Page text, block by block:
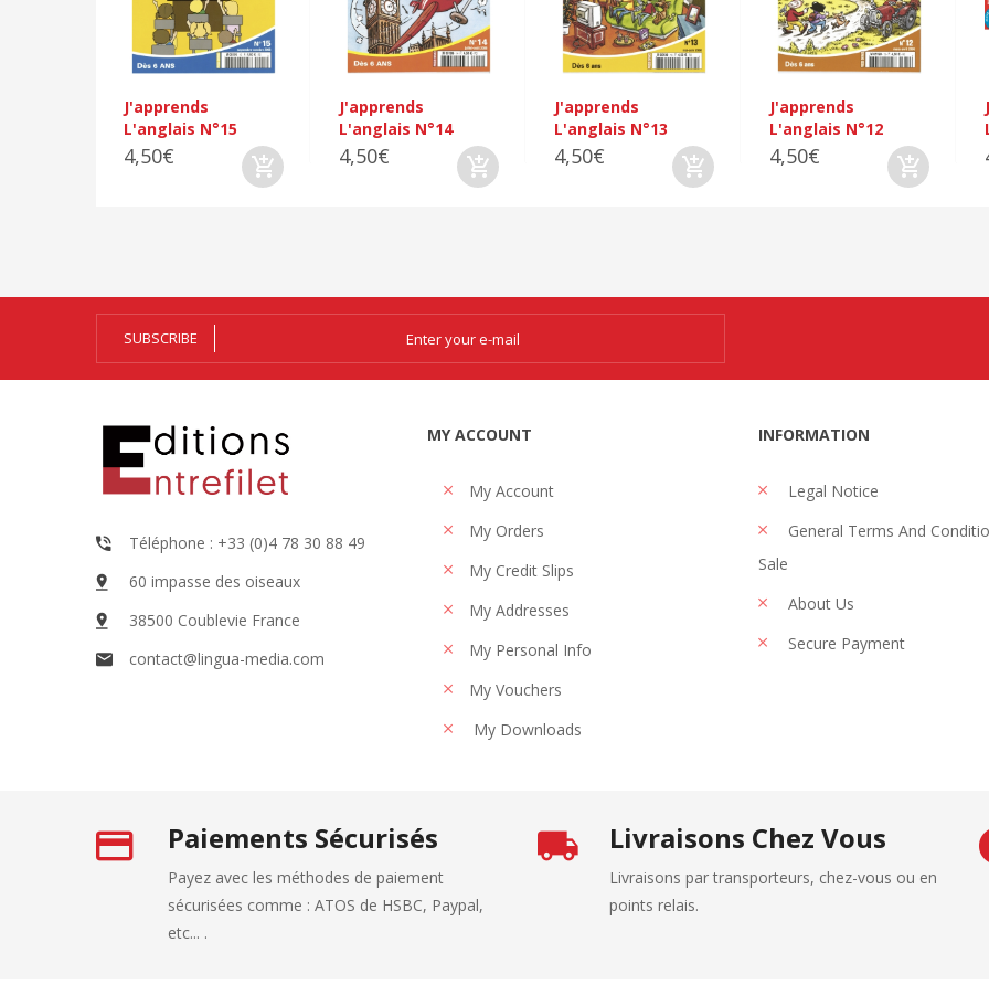
J'apprends
L'anglais N°15
4,50€
J'apprends
L'anglais N°14
4,50€
J'apprends
L'anglais N°13
4,50€
J'apprends
L'anglais N°12
4,50€
SUBSCRIBE
Téléphone : +33 (0)4 78 30 88 49
60 impasse des oiseaux
38500 Coublevie France
contact@lingua-media.com
MY ACCOUNT
My Account
My Orders
My Credit Slips
My Addresses
My Personal Info
My Vouchers
My Downloads
INFORMATION
Legal Notice
General Terms And
Sale
About Us
Secure Payment
Paiements Sécurisés
Payez avec les méthodes de paiement
sécurisées comme : ATOS de HSBC, Paypal,
etc... .
Livraisons Chez Vous
Livraisons par transporteurs, chez-vous ou en
points relais.